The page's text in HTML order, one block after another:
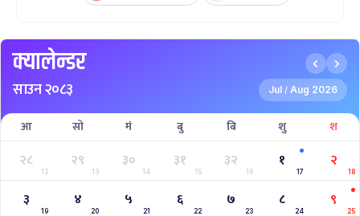
क्यालेन्डर
साउन २०८३ Jul / Aug 2026
आ सो मं बु बि शु श
२८
12
२९
13
३०
14
३१
15
३२
16
१
17
२
18
३
19
४
20
५
21
६
22
७
23
८
24
९
25